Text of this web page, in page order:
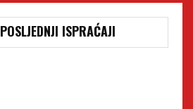
POSLJEDNJI ISPRAĆAJI